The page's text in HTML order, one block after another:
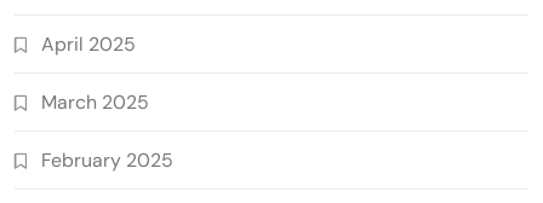
April 2025
March 2025
February 2025